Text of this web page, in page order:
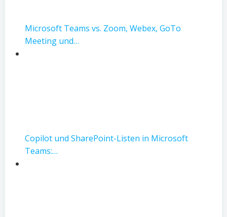
Microsoft Teams vs. Zoom, Webex, GoTo
Meeting und…
Copilot und SharePoint-Listen in Microsoft
Teams:…